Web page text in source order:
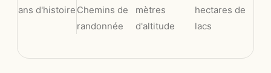
ans d'histoire Chemins de
randonnée
mètres
d'altitude
hectares de
lacs